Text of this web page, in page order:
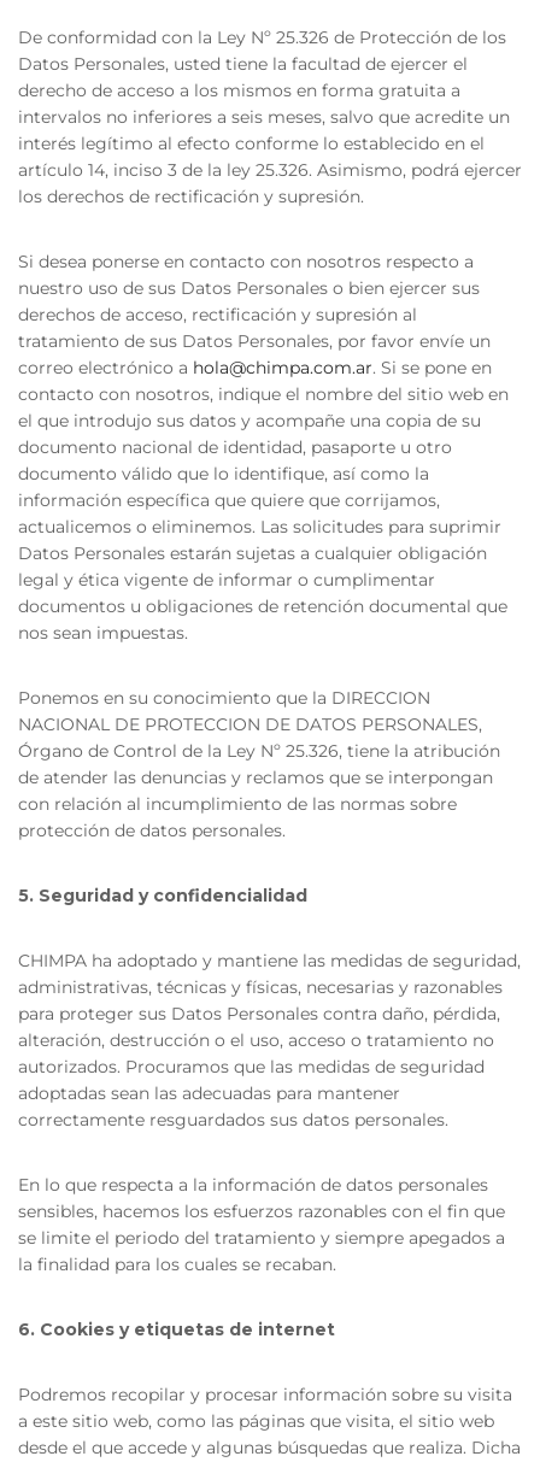
De conformidad con la Ley Nº 25.326 de Protección de los
Datos Personales, usted tiene la facultad de ejercer el
derecho de acceso a los mismos en forma gratuita a
intervalos no inferiores a seis meses, salvo que acredite un
interés legítimo al efecto conforme lo establecido en el
artículo 14, inciso 3 de la ley 25.326. Asimismo, podrá ejercer
los derechos de rectificación y supresión.
Si desea ponerse en contacto con nosotros respecto a
nuestro uso de sus Datos Personales o bien ejercer sus
derechos de acceso, rectificación y supresión al
tratamiento de sus Datos Personales, por favor envíe un
correo electrónico a hola@chimpa.com.ar. Si se pone en
contacto con nosotros, indique el nombre del sitio web en
el que introdujo sus datos y acompañe una copia de su
documento nacional de identidad, pasaporte u otro
documento válido que lo identifique, así como la
información específica que quiere que corrijamos,
actualicemos o eliminemos. Las solicitudes para suprimir
Datos Personales estarán sujetas a cualquier obligación
legal y ética vigente de informar o cumplimentar
documentos u obligaciones de retención documental que
nos sean impuestas.
Ponemos en su conocimiento que la DIRECCION
NACIONAL DE PROTECCION DE DATOS PERSONALES,
Órgano de Control de la Ley Nº 25.326, tiene la atribución
de atender las denuncias y reclamos que se interpongan
con relación al incumplimiento de las normas sobre
protección de datos personales.
5. Seguridad y confidencialidad
CHIMPA ha adoptado y mantiene las medidas de seguridad,
administrativas, técnicas y físicas, necesarias y razonables
para proteger sus Datos Personales contra daño, pérdida,
alteración, destrucción o el uso, acceso o tratamiento no
autorizados. Procuramos que las medidas de seguridad
adoptadas sean las adecuadas para mantener
correctamente resguardados sus datos personales.
En lo que respecta a la información de datos personales
sensibles, hacemos los esfuerzos razonables con el fin que
se limite el periodo del tratamiento y siempre apegados a
la finalidad para los cuales se recaban.
6. Cookies y etiquetas de internet
Podremos recopilar y procesar información sobre su visita
a este sitio web, como las páginas que visita, el sitio web
desde el que accede y algunas búsquedas que realiza. Dicha